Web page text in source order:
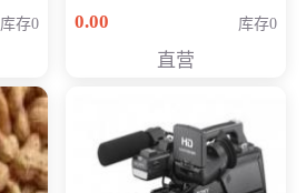
库存0
0.00
库存0
直营